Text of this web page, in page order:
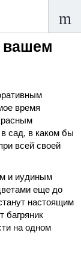
вашем
время
сад, в каком бы
всей своей
и иудиным
еще до
настоящим
багряник
на одном